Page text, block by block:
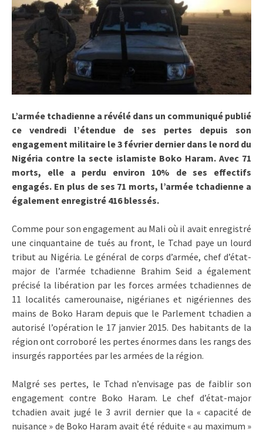
L’armée tchadienne a révélé dans un communiqué publié
ce vendredi l’étendue de ses pertes depuis son
engagement militaire le 3 février dernier dans le nord du
Nigéria contre la secte islamiste Boko Haram. Avec 71
morts, elle a perdu environ 10% de ses effectifs
engagés. En plus de ses 71 morts, l’armée tchadienne a
également enregistré 416 blessés.
Comme pour son engagement au Mali où il avait enregistré
une cinquantaine de tués au front, le Tchad paye un lourd
tribut au Nigéria. Le général de corps d’armée, chef d’état-
major de l’armée tchadienne Brahim Seid a également
précisé la libération par les forces armées tchadiennes de
11 localités camerounaise, nigérianes et nigériennes des
mains de Boko Haram depuis que le Parlement tchadien a
autorisé l’opération le 17 janvier 2015. Des habitants de la
région ont corroboré les pertes énormes dans les rangs des
insurgés rapportées par les armées de la région.
Malgré ses pertes, le Tchad n’envisage pas de faiblir son
engagement contre Boko Haram. Le chef d’état-major
tchadien avait jugé le 3 avril dernier que la « capacité de
nuisance » de Boko Haram avait été réduite « au maximum »